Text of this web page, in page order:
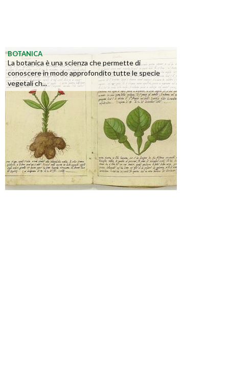
BOTANICA
La botanica è una scienza che permette di
conoscere in modo approfondito tutte le specie
vegetali ch...